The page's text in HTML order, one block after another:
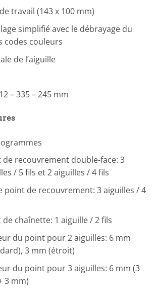
travail (143 x 100 mm)
simplifié avec le débrayage du
codes couleurs
de l’aiguille
– 335 – 245 mm
de recouvrement double-face: 3
/ 5 fils et 2 aiguilles / 4 fils
point de recouvrement: 3 aiguilles / 4
de chaînette: 1 aiguille / 2 fils
du point pour 2 aiguilles: 6 mm
3 mm (étroit)
du point pour 3 aiguilles: 6 mm (3
3 mm)